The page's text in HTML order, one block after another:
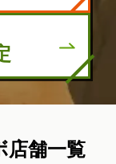
店舗一覧